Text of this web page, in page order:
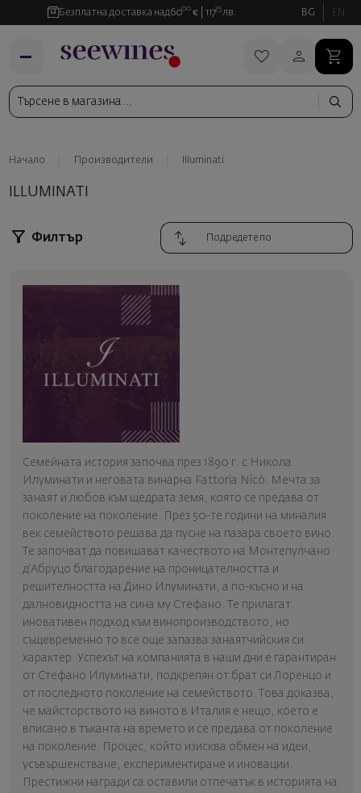
Безплатна доставка над6000 € 11735 лв. BG EN
Начало Производители Illuminati
ILLUMINATI
Филтър
Семейната история започва през 1890 г. с Никола
Илуминати и неговата винарна Fattoria Nicò. Мечта за
занаят и любов към щедрата земя, която се предава от
поколение на поколение. През 50-те години на миналия
век семейството решава да пусне на пазара своето вино.
Те започват да повишават качеството на Монтепулчано
д‘Абруцо благодарение на проницателността и
решителността на Дино Илуминати, а по-късно и на
далновидността на сина му Стефано. Те прилагат
иновативен подход към винопроизводството, но
същевременно то все още запазва занаятчийския си
характер. Успехът на компанията в наши дни е гарантиран
от Стефано Илуминати, подкрепян от брат си Лоренцо и
от последното поколение на семейството. Това доказва,
че майсторството на виното в Италия е нещо, което е
вписано в тъканта на времето и се предава от поколение
на поколение. Процес, който изисква обмен на идеи,
усъвършенстване, експериментиране и иновации.
Престижни награди са оставили отпечатък в историята на